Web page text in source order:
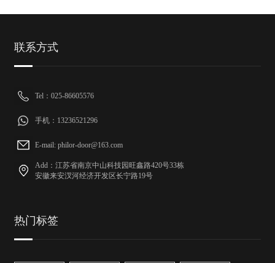
联系方式
Tel：025-86605576
手机：13236521296
E-mail: philor-door@163.com
Add：江苏省南京中山科技园旺鑫路420号33栋
安徽来安汊河经济开发区长宁路19号
热门标签